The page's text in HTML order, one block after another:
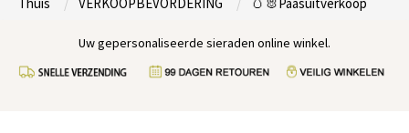
Uw gepersonaliseerde sieraden online winkel.